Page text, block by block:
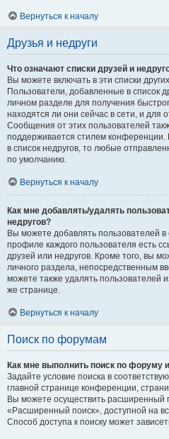
Вернуться к началу
Друзья и недруги
Что означают списки друзей и
Вы можете включать в эти списки
Пользователи, добавленные в список
личном разделе для получения
находятся ли они сейчас в сети, и для
Сообщения от этих пользователей
поддерживается стилем конференции.
в список недругов, то любые
по умолчанию.
Вернуться к началу
Как мне добавлять/удалять
недругов?
Вы можете добавлять пользователей
профиле каждого пользователя есть
друзей или недругов. Кроме того, вы
личного раздела, непосредственным
можете также удалять пользователей
же странице.
Вернуться к началу
Поиск по форумам
Как мне выполнить поиск по форуму
Задайте условие поиска в
главной странице конференции,
Вы можете осуществить расширенный
«Расширенный поиск», доступной на
Способ доступа к поиску может